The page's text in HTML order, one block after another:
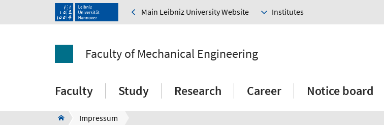
Main Leibniz University Website Institutes
Faculty of Mechanical Engineering
Faculty Study Research Career Notice board
Impressum